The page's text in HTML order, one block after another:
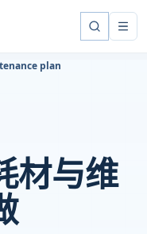
plan
材与维